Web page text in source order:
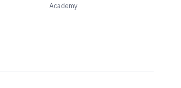
Academy